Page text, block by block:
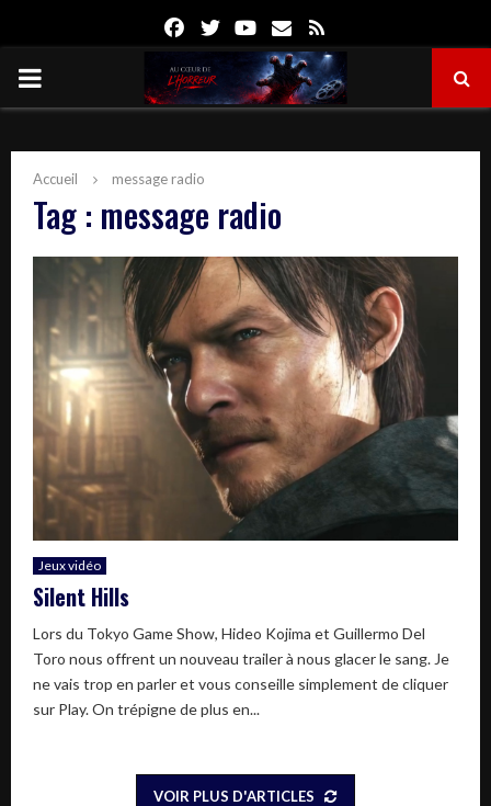
FacebookTwitterYoutube
Email
PRIMARY
Accueil message radio
Tag : message radio
Jeux vidéo
Silent Hills
Lors du Tokyo Game Show, Hideo Kojima et Guillermo Del
Toro nous offrent un nouveau trailer à nous glacer le sang. Je
ne vais trop en parler et vous conseille simplement de cliquer
sur Play. On trépigne de plus en...
VOIR PLUS D'ARTICLES